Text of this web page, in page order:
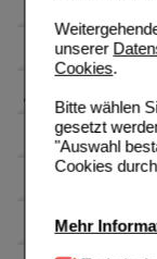
unserer
Cookies.
Bitte wählen
gesetzt
"Auswahl
Cookies
Mehr